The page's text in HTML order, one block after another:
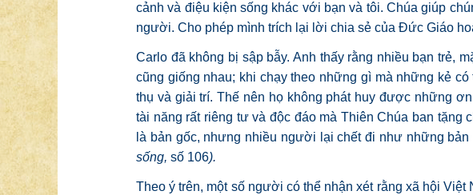
cảnh và điệu kiện sống khác với bạn và tôi. Chúa giúp
người. Cho phép mình trích lại lời chia sẻ của Đức Giáo
Carlo đã không bị sập bẫy. Anh thấy rằng nhiều bạn trẻ,
cũng giống nhau; khi chạy theo những gì mà những kẻ
thụ và giải trí. Thế nên họ không phát huy được những
tài năng rất riêng tư và độc đáo mà Thiên Chúa ban
là bản gốc, nhưng nhiều người lại chết đi như những
sống, số 106).
Theo ý trên, một số người có thể nhận xét rằng xã hội